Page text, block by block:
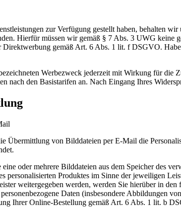
zur Verfügung gestellt haben, behalten
Hierfür müssen wir gemäß § 7 Abs. 3 UWG
Direktwerbung gemäß Art. 6 Abs. 1 lit. f DSGVO.
Werbezweck jederzeit mit Wirkung für
nach den Basistarifen an. Nach Eingang Ihres
Übermittlung von Bilddateien per E-Mail die
oder mehrere Bilddateien aus dem Speicher des
Produktes im Sinne der jeweiligen
weitergegeben werden, werden Sie hierüber in
Daten (insbesondere Abbildungen
Ihrer Online-Bestellung gemäß Art. 6 Abs. 1 lit. b